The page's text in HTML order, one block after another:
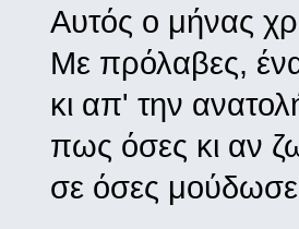
Αυτός ο μήνας
Με πρόλαβες,
κι απ' την
πως όσες κι αν
σε όσες